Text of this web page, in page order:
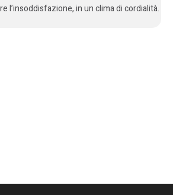
l’insoddisfazione, in un clima di cordialità.